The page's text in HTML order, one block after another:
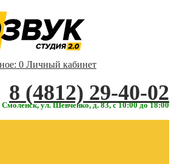
0 Личный кабинет
‎‎8 (4812) 29-40-02
Смоленск, ул. Шевченко, д. 83, с 10:00 до 18:00